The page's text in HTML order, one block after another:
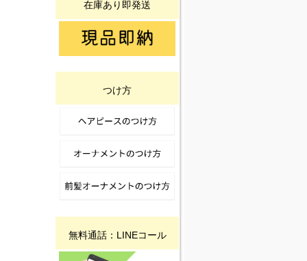
在庫あり即発送
つけ方
無料通話：LINEコール